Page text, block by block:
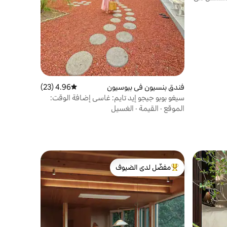
/
فندق بنسيون في بيوسيون متوسط التقييم 4.96 من 5، 23 مراجعات
4.96 (23)
سيغو بوبو جيجو إيد تايم: غاسي إضافة الوقت:
حيث يضاف الوقت
الموقع · القيمة · الغسيل
من أبرز البيوت المفضّلة لدى الضيوف
مفضّل لدى الضيوف